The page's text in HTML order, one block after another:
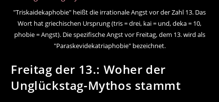
"Triskaidekaphobie" heißt die irrationale Angst vor der Zahl 13. Das
Wort hat griechischen Ursprung (tris = drei, kai = und, deka = 10,
phobie = Angst). Die spezifische Angst vor Freitag, dem 13. wird als
"Paraskevidekatriaphobie" bezeichnet.
Freitag der 13.: Woher der
Unglückstag-Mythos stammt